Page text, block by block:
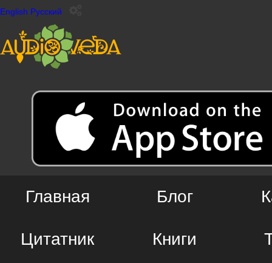
English Русский
Главная Блог
Цитатник Книги